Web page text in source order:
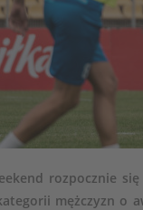
rozpocznie
mężczyzn o